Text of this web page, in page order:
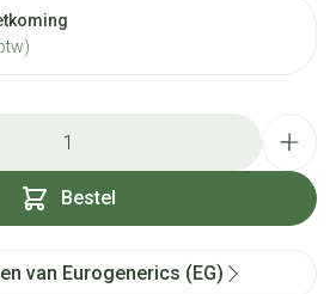
Bestel
van Eurogenerics (EG)